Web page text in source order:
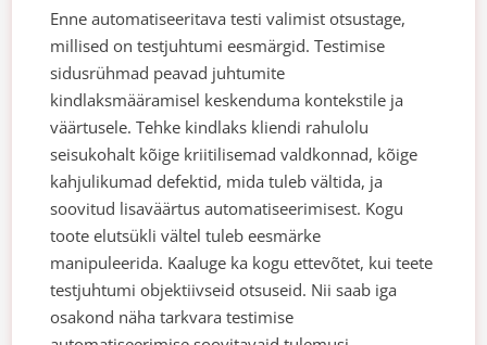
Enne automatiseeritava testi valimist otsustage,
millised on testjuhtumi eesmärgid. Testimise
sidusrühmad peavad juhtumite
kindlaksmääramisel keskenduma kontekstile ja
väärtusele. Tehke kindlaks kliendi rahulolu
seisukohalt kõige kriitilisemad valdkonnad, kõige
kahjulikumad defektid, mida tuleb vältida, ja
soovitud lisaväärtus automatiseerimisest. Kogu
toote elutsükli vältel tuleb eesmärke
manipuleerida. Kaaluge ka kogu ettevõtet, kui teete
testjuhtumi objektiivseid otsuseid. Nii saab iga
osakond näha tarkvara testimise